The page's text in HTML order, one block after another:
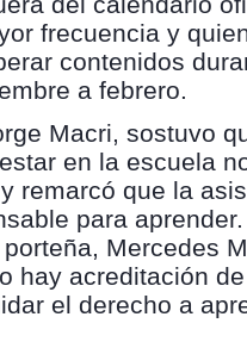
frecuencia y
contenidos
a febrero.
Macri, sostuvo
en la escuela
remarcó que la
para
Mercedes
hay acreditación
el derecho a